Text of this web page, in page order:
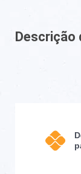
Descrição